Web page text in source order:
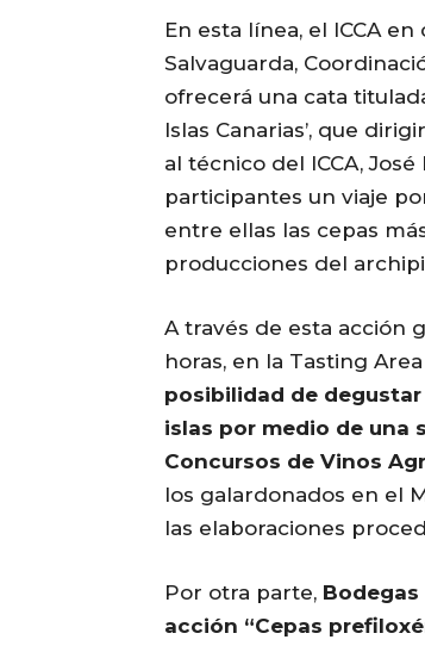
En esta línea, el ICCA
Salvaguarda,
ofrecerá una cata
Islas Canarias’, que
al técnico del ICCA,
participantes un viaje
entre ellas las cepas
producciones del
A través de esta acción
horas, en la Tasting
posibilidad de
islas por medio de una
Concursos de Vinos
los galardonados en el
las elaboraciones
Por otra parte,
acción “Cepas